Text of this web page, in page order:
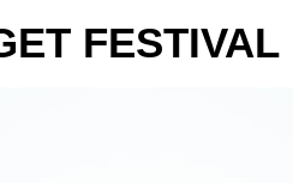
FESTIVAL